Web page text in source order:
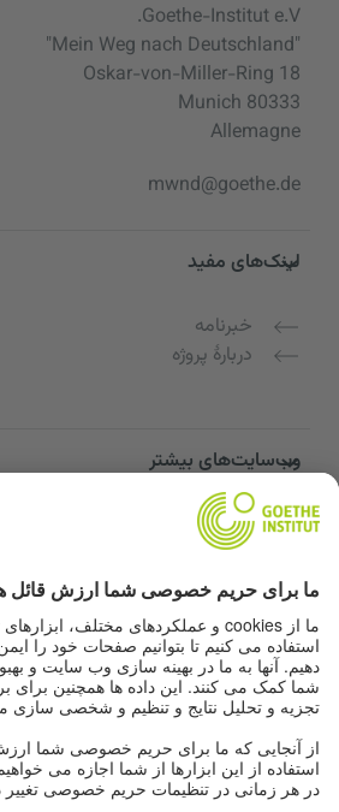
Goethe-Institut e.V.
"Mein Weg nach Deutschland"
Oskar-von-Miller-Ring 18
80333 Munich
Allemagne
mwnd@goethe.de
لینک‌های مفید
خبرنامه
دربارهٔ پروژه
وب‌سایت‌های بیشتر
Community “Deutsch für dich”
تمرین زبان آلمانی به صورت رایگان
دوره‌های زبان آلمانی مؤسسه گوته
پورتال معلمان "Deutschstunde"
حریم خصوصی و دسترسی‌پذیری
تنظیمات حریم خصوصی